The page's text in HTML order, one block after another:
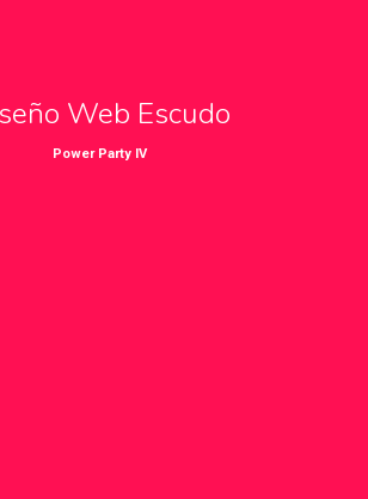
Web Escudo
Power Party IV